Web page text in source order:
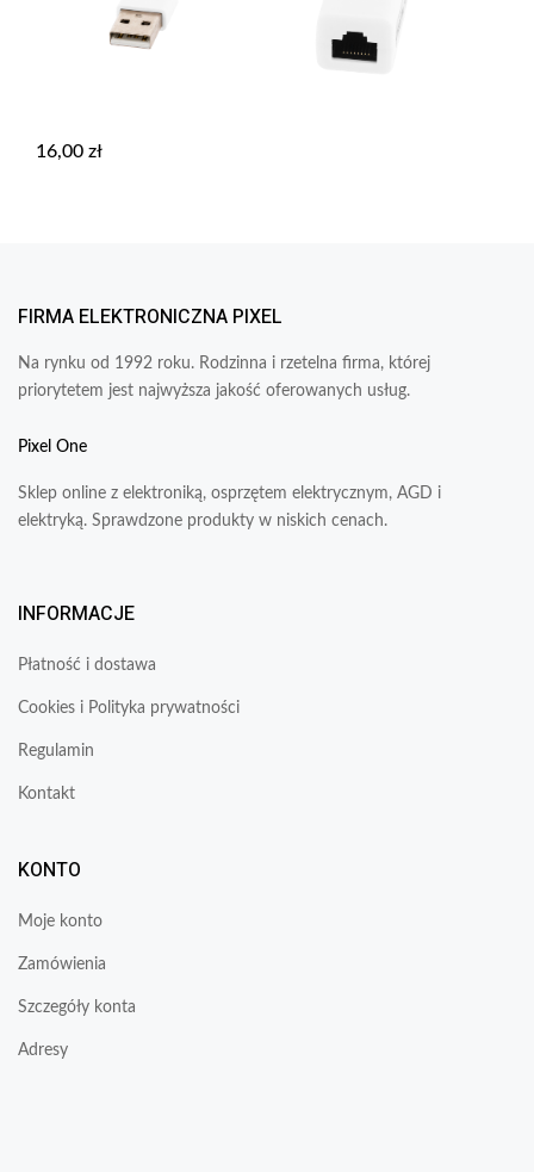
16,00 zł
FIRMA ELEKTRONICZNA PIXEL
Na rynku od 1992 roku. Rodzinna i rzetelna firma, której
priorytetem jest najwyższa jakość oferowanych usług.
Pixel One
Sklep online z elektroniką, osprzętem elektrycznym, AGD i
elektryką. Sprawdzone produkty w niskich cenach.
INFORMACJE
Płatność i dostawa
Cookies i Polityka prywatności
Regulamin
Kontakt
KONTO
Moje konto
Zamówienia
Szczegóły konta
Adresy